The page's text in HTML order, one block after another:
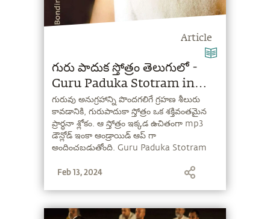
Article
గురు పాదుక స్తోత్రం తెలుగులో -
Guru Paduka Stotram in
Telugu
గురువు అనుగ్రహాన్ని పొందగలిగే గ్రహణ శీలురు
కావడానికి, గురుపాదుకా స్తోత్రం ఒక శక్తివంతమైన
ప్రార్ధనా శ్లోకం. ఆ స్తోత్రం ఇక్కడ ఉచితంగా mp3
డౌన్లోడ్ ఇంకా ఆండ్రాయిడ్ ఆప్ గా
అందించబడుతోంది. Guru Paduka Stotram
Feb 13, 2024